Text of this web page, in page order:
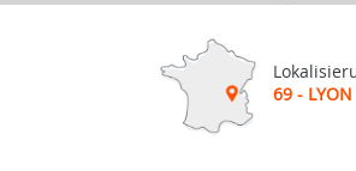
69 - LYON